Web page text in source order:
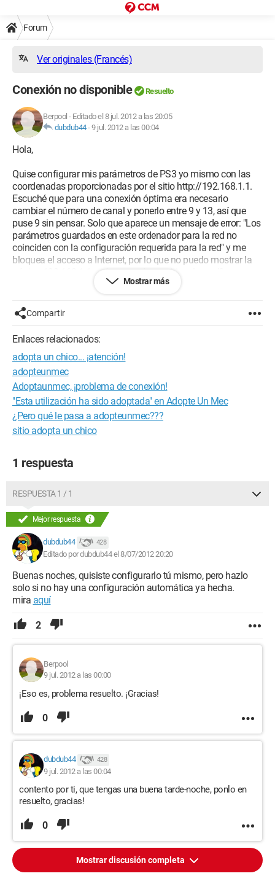
Forum
Ver originales (Francés)
Conexión no disponible Resuelto
Berpool - Editado el 8 jul. 2012 a las 20:05
dubdub44-9 jul. 2012 a las 00:04
Hola,
Quise configurar mis parámetros de PS3 yo mismo con las
coordenadas proporcionadas por el sitio http://192.168.1.1.
Escuché que para una conexión óptima era necesario
cambiar el número de canal y ponerlo entre 9 y 13, así que
puse 9 sin pensar. Solo que aparece un mensaje de error: "Los
parámetros guardados en este ordenador para la red no
coinciden con la configuración requerida para la red" y me
bloquea el acceso a Internet, por lo que no puedo mostrar la
página 192.168.1.1, ¿cómo puedo cambiar el canal?
Gracias de antemano, Lucas.
Configuración:Windows 7 / Firefox 13.0.1
Mostrar más
Compartir
Enlaces relacionados:
adopta un chico... ¡atención!
adopteunmec
Adoptaunmec, ¡problema de conexión!
"Esta utilización ha sido adoptada" en Adopte Un Mec
¿Pero qué le pasa a adopteunmec???
sitio adopta un chico
1 respuesta
RESPUESTA 1 / 1
Mejor respuesta
dubdub44 428
Editado por dubdub44 el 8/07/2012 20:20
Buenas noches, quisiste configurarlo tú mismo, pero hazlo
solo si no hay una configuración automática ya hecha.
mira aquí
2
Berpool
9 jul. 2012 a las 00:00
¡Eso es, problema resuelto. ¡Gracias!
0
dubdub44 428
9 jul. 2012 a las 00:04
contento por ti, que tengas una buena tarde-noche, ponlo en
resuelto, gracias!
0
Mostrar discusión completa